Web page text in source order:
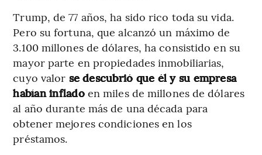
Trump, de 77 años, ha sido rico toda su vida.
Pero su fortuna, que alcanzó un máximo de
3.100 millones de dólares, ha consistido en su
mayor parte en propiedades inmobiliarias,
cuyo valor se descubrió que él y su empresa
habían infladoen miles de millones de dólares
al año durante más de una década para
obtener mejores condiciones en los
préstamos.